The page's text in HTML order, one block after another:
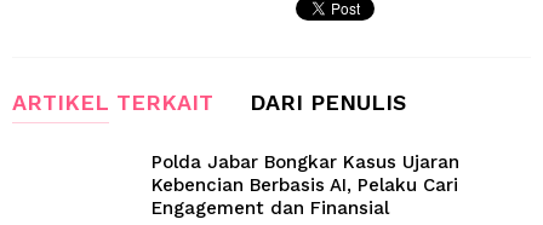
ARTIKEL TERKAIT DARI PENULIS
Polda Jabar Bongkar Kasus Ujaran
Kebencian Berbasis AI, Pelaku Cari
Engagement dan Finansial